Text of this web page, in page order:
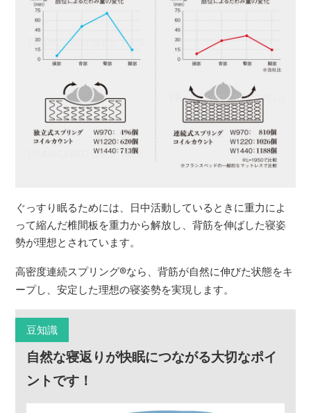
ぐっすり眠るためには、日中活動しているときに重力によ
って縮んだ椎間板を重力から解放し、背筋を伸ばした寝姿
勢が理想とされています。
高密度連続スプリング®なら、背筋が自然に伸びた状態をキ
ープし、安定した理想の寝姿勢を実現します。
豆知識
自然な寝返りが快眠につながる大切なポイ
ントです！